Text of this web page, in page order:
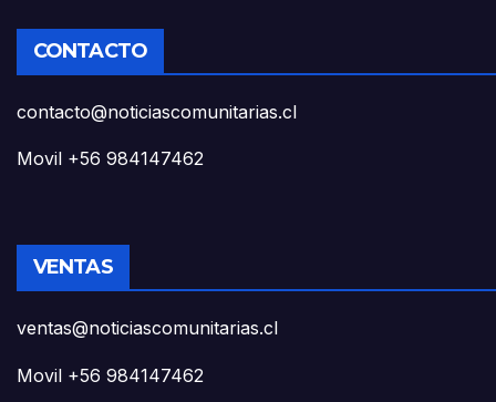
CONTACTO
contacto@noticiascomunitarias.cl
Movil +56 984147462
VENTAS
ventas@noticiascomunitarias.cl
Movil +56 984147462